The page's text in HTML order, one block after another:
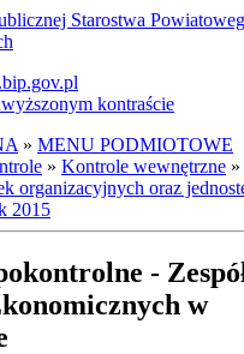
Starostwa
» MENU PODMIOTOWE
» Kontrole wewnętrzne »
organizacyjnych oraz
2015
-
w